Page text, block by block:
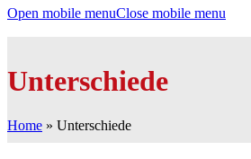
Open mobile menuClose mobile menu
Unterschiede
Home » Unterschiede